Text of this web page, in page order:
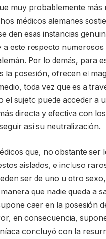
muy probablemente más
médicos alemanes
den esas instancias
a este respecto numerosos
Por lo demás, para
la posesión, ofrecen el
toda vez que es a
el sujeto puede acceder a
directa y efectiva con
así su neutralización.
que, no obstante ser
aislados, e incluso
ser de uno u otro
que nadie queda a
caer en la posesión
en consecuencia,
concluyó con la